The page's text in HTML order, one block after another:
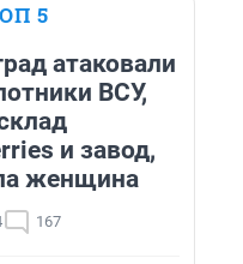
5
атаковали
ВСУ,
и завод,
женщина
167